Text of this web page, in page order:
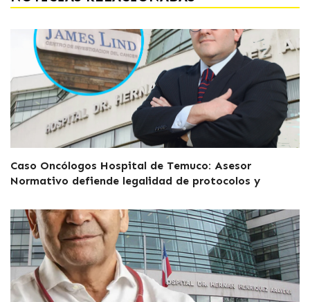
Caso Oncólogos Hospital de Temuco: Asesor
Normativo defiende legalidad de protocolos y